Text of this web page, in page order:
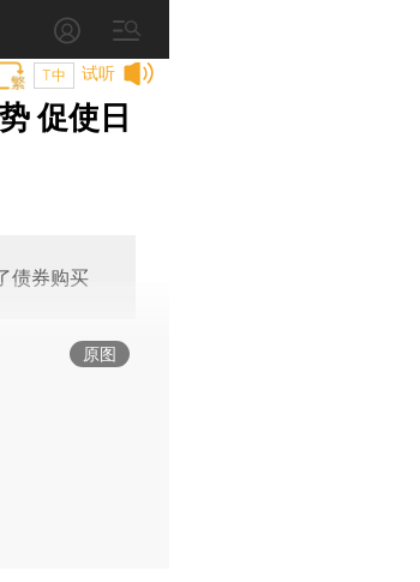
试听
T中
促使日
债券购买
原图